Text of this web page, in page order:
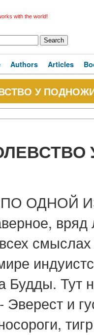
with the world!
Authors Articles
У
ОДНОЙ
вряд
Будды. Тут
и